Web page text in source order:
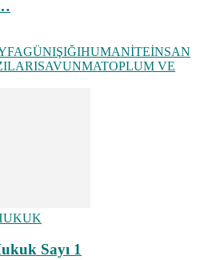
GÜNIŞIĞIHUMANİTEİNSAN
SAVUNMATOPLUM VE
Sayı 1